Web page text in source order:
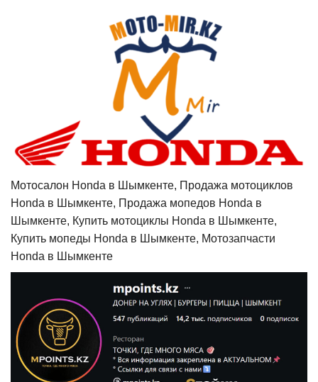
Мотосалон Honda в Шымкенте, Продажа мотоциклов
Honda в Шымкенте, Продажа мопедов Honda в
Шымкенте, Купить мотоциклы Honda в Шымкенте,
Купить мопеды Honda в Шымкенте, Мотозапчасти
Honda в Шымкенте